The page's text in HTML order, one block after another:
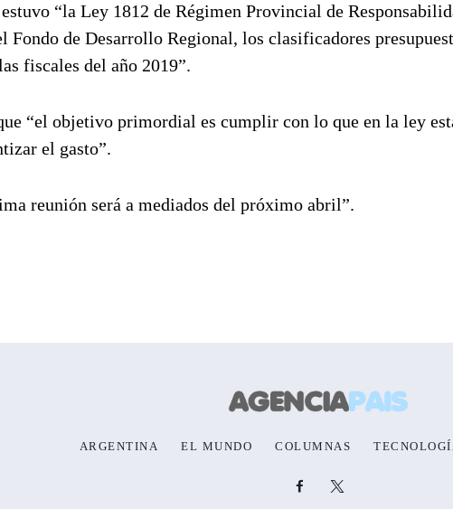
“la Ley 1812 de Régimen Provincial de
Fondo de Desarrollo Regional, los clasificadores
fiscales del año 2019”.
“el objetivo primordial es cumplir con lo que en la ley
el gasto”.
reunión será a mediados del próximo abril”.
ARGENTINA EL MUNDO COLUMNAS